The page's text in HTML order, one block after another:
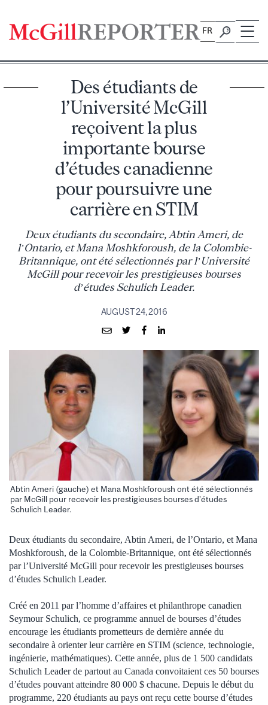
content
FR
Des étudiants de
l’Université McGill
reçoivent la plus
importante bourse
d’études canadienne
pour poursuivre une
carrière en STIM
Deux étudiants du secondaire, Abtin Ameri, de
l’Ontario, et Mana Moshkforoush, de la Colombie-
Britannique, ont été sélectionnés par l’Université
McGill pour recevoir les prestigieuses bourses
d’études Schulich Leader.
AUGUST 24, 2016
Abtin Ameri (gauche) et Mana Moshkforoush ont été sélectionnés
par McGill pour recevoir les prestigieuses bourses d’études
Schulich Leader.
Deux étudiants du secondaire, Abtin Ameri, de l’Ontario, et Mana
Moshkforoush, de la Colombie-Britannique, ont été sélectionnés
par l’Université McGill pour recevoir les prestigieuses bourses
d’études Schulich Leader.
Créé en 2011 par l’homme d’affaires et philanthrope canadien
Seymour Schulich, ce programme annuel de bourses d’études
encourage les étudiants prometteurs de dernière année du
secondaire à orienter leur carrière en STIM (science, technologie,
ingénierie, mathématiques). Cette année, plus de 1 500 candidats
Schulich Leader de partout au Canada convoitaient ces 50 bourses
d’études pouvant atteindre 80 000 $ chacune. Depuis le début du
programme, 220 étudiants au pays ont reçu cette bourse d’études